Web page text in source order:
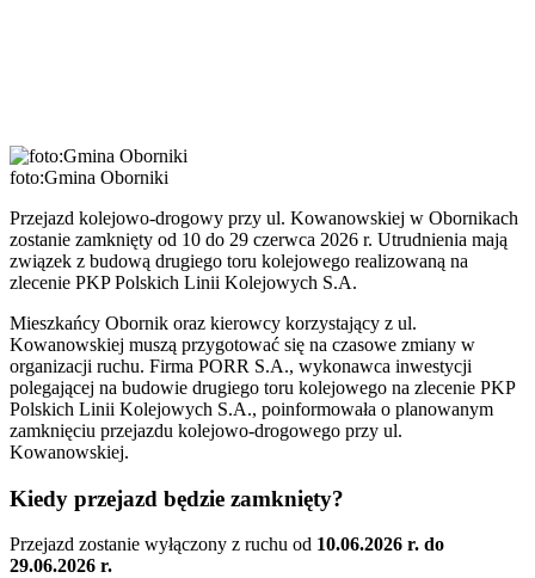
foto:Gmina Oborniki
Przejazd kolejowo-drogowy przy ul. Kowanowskiej w Obornikach
zostanie zamknięty od 10 do 29 czerwca 2026 r. Utrudnienia mają
związek z budową drugiego toru kolejowego realizowaną na
zlecenie PKP Polskich Linii Kolejowych S.A.
Mieszkańcy Obornik oraz kierowcy korzystający z ul.
Kowanowskiej muszą przygotować się na czasowe zmiany w
organizacji ruchu. Firma PORR S.A., wykonawca inwestycji
polegającej na budowie drugiego toru kolejowego na zlecenie PKP
Polskich Linii Kolejowych S.A., poinformowała o planowanym
zamknięciu przejazdu kolejowo-drogowego przy ul.
Kowanowskiej.
Kiedy przejazd będzie zamknięty?
Przejazd zostanie wyłączony z ruchu od 10.06.2026 r. do
29.06.2026 r.